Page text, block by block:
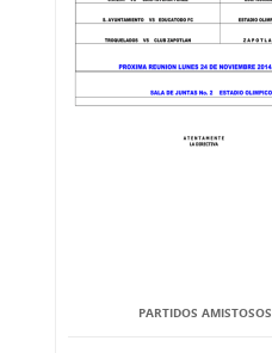
PARTIDOS AMISTOSOS